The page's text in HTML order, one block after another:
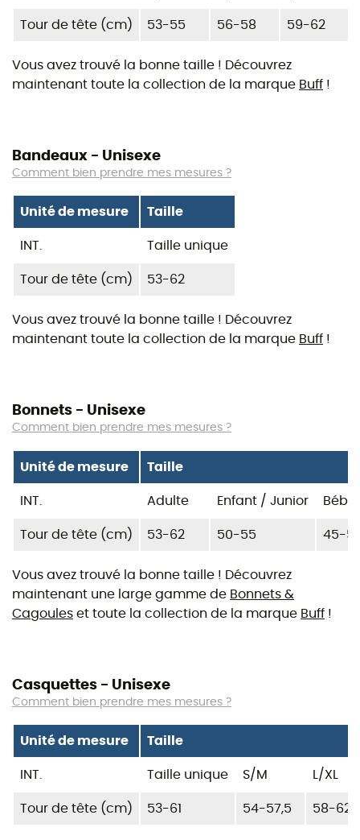
Tour de tête (cm) 53-55 56-58 59-62
Vous avez trouvé la bonne taille ! Découvrez
maintenant toute la collection de la marque Buff !
Bandeaux - Unisexe
Comment bien prendre mes mesures ?
Unité de mesure Taille
INT. Taille unique
Tour de tête (cm) 53-62
Vous avez trouvé la bonne taille ! Découvrez
maintenant toute la collection de la marque Buff !
Bonnets - Unisexe
Comment bien prendre mes mesures ?
Unité de mesure Taille
INT. Adulte Enfant / Junior Bébé
Tour de tête (cm) 53-62 50-55 45-51
Vous avez trouvé la bonne taille ! Découvrez
maintenant une large gamme de Bonnets &
Cagoules et toute la collection de la marque Buff !
Casquettes - Unisexe
Comment bien prendre mes mesures ?
Unité de mesure Taille
INT. Taille unique S/M L/XL
Tour de tête (cm) 53-61 54-57,5 58-62